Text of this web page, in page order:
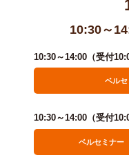
10:30～
10:30～14:00（受付
ベル
10:30～14:00（受付
ベルセミナー